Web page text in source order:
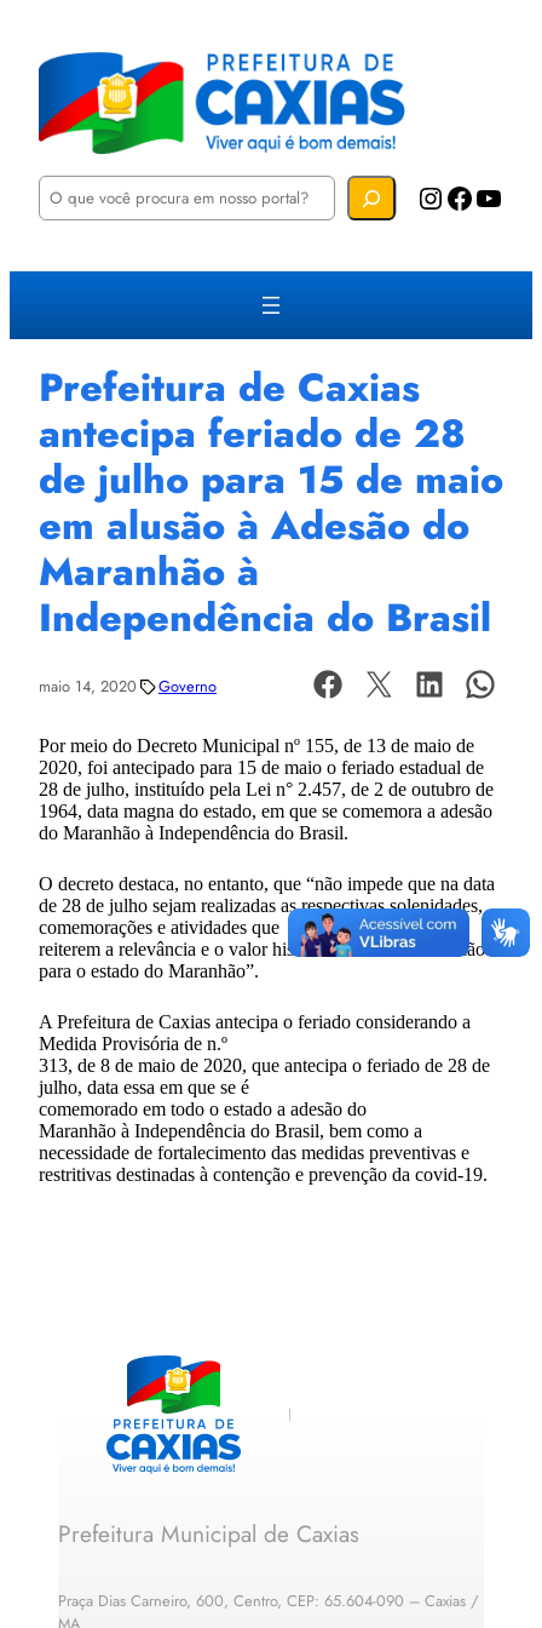
P
u
a
Instagram Facebook YouTube
Prefeitura de Caxias
antecipa feriado de 28
de julho para 15 de maio
em alusão à Adesão do
Maranhão à
Independência do Brasil
maio 14, 2020 Governo
Por meio do Decreto Municipal nº 155, de 13 de maio de
2020, foi antecipado para 15 de maio o feriado estadual de
28 de julho, instituído pela Lei n° 2.457, de 2 de outubro de
1964, data magna do estado, em que se comemora a adesão
do Maranhão à Independência do Brasil.
O decreto destaca, no entanto, que “não impede que na data
de 28 de julho sejam realizadas as respectivas solenidades,
comemorações e atividades que
reiterem a relevância e o valor histórico-cultural da ocasião
para o estado do Maranhão”.
A Prefeitura de Caxias antecipa o feriado considerando a
Medida Provisória de n.º
313, de 8 de maio de 2020, que antecipa o feriado de 28 de
julho, data essa em que se é
comemorado em todo o estado a adesão do
Maranhão à Independência do Brasil, bem como a
necessidade de fortalecimento das medidas preventivas e
restritivas destinadas à contenção e prevenção da covid-19.
Prefeitura Municipal de Caxias
Praça Dias Carneiro, 600, Centro, CEP: 65.604-090 – Caxias /